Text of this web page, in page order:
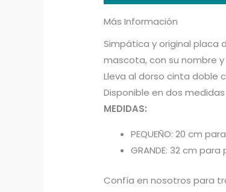
Más Información
Simpática y original placa
mascota, con su nombre
Lleva al dorso cinta doble
Disponible en dos
MEDIDAS:
PEQUEÑO: 20 cm
GRANDE: 32 cm
Confía en nosotros para